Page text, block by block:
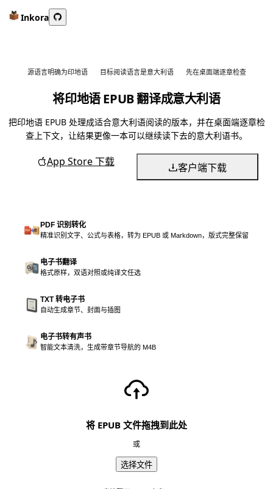
Inkora
源语言明确为印地语 目标阅读语言是意大利语 先在桌面端逐章检查
将印地语 EPUB 翻译成意大利语
把印地语 EPUB 处理成适合意大利语阅读的版本，并在桌面端逐章检
查上下文，让结果更像一本可以继续读下去的意大利语书。
App Store 下载 客户端下载
PDF 识别转化
精准识别文字、公式与表格，转为 EPUB 或 Markdown，版式完整保留
电子书翻译
格式原样，双语对照或纯译文任选
TXT 转电子书
自动生成章节、封面与插图
电子书转有声书
智能文本清洗，生成带章节导航的 M4B
将 EPUB 文件拖拽到此处
或
选择文件